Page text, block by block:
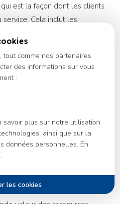
qui est la façon dont les clients
Cela inclut les
de prix.
, qui fait référence à la
d’ensemble qu’une
améliorer ses secteurs. Il
interne des pratiques
entités.
un processus permettant de
base de nouvelles idées.
comme nos partenaires
des informations sur vous
:
savoir plus sur notre utilisation
ainsi que sur la
données personnelles. En